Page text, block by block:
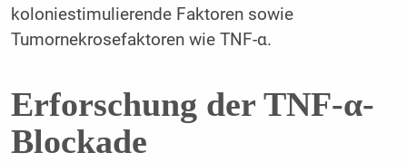
koloniestimulierende Faktoren sowie
Tumornekrosefaktoren wie TNF-α.
Erforschung der TNF-α-
Blockade